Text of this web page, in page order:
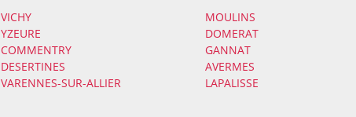
VICHY
MOULINS
YZEURE
DOMERAT
COMMENTRY
GANNAT
DESERTINES
AVERMES
VARENNES-SUR-ALLIER LAPALISSE